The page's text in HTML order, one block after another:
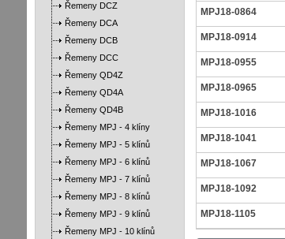
MPJ18-0864
MPJ18-0914
MPJ18-0955
MPJ18-0965
MPJ18-1016
MPJ18-1041
MPJ18-1067
MPJ18-1092
MPJ18-1105
Řemeny DCZ
Řemeny DCA
Řemeny DCB
Řemeny DCC
Řemeny QD4Z
Řemeny QD4A
Řemeny QD4B
Řemeny MPJ - 4 klíny
Řemeny MPJ - 5 klínů
Řemeny MPJ - 6 klínů
Řemeny MPJ - 7 klínů
Řemeny MPJ - 8 klínů
Řemeny MPJ - 9 klínů
Řemeny MPJ - 10 klínů